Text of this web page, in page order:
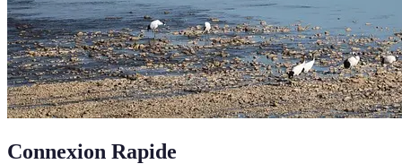
Connexion Rapide